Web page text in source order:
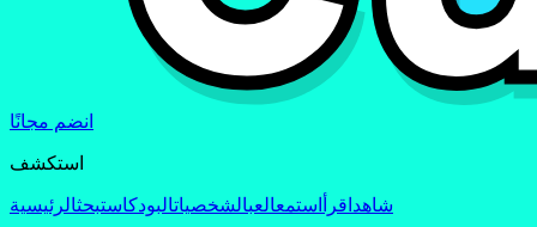
انضم مجانًا
استكشف
شاهد اقرأ استمعالعبالشخصياتالبودكاستبحثالرئيسية